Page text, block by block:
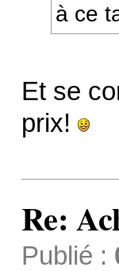
à ce
Et se
prix!
Re:
Publié :